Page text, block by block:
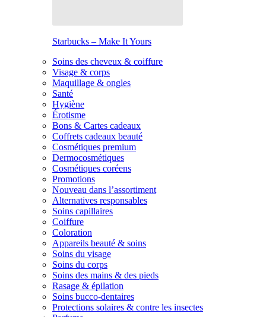
Starbucks – Make It Yours
Soins des cheveux & coiffure
Visage & corps
Maquillage & ongles
Santé
Hygiène
Érotisme
Bons & Cartes cadeaux
Coffrets cadeaux beauté
Cosmétiques premium
Dermocosmétiques
Cosmétiques coréens
Promotions
Nouveau dans l’assortiment
Alternatives responsables
Soins capillaires
Coiffure
Coloration
Appareils beauté & soins
Soins du visage
Soins du corps
Soins des mains & des pieds
Rasage & épilation
Soins bucco-dentaires
Protections solaires & contre les insectes